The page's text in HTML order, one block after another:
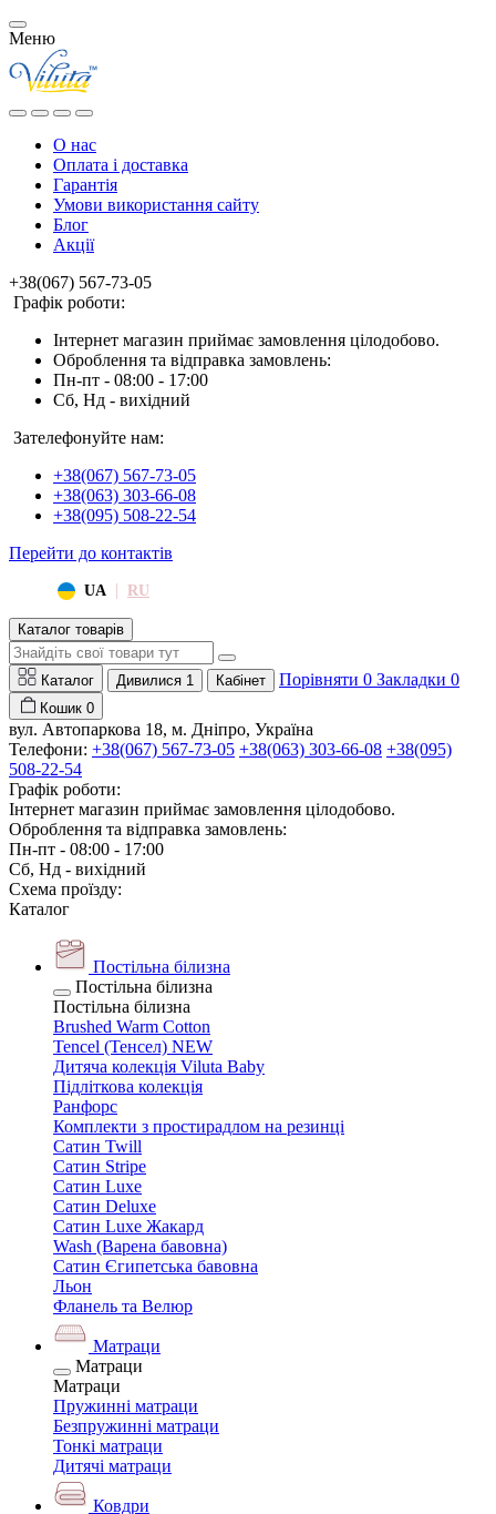
Меню
О нас
Оплата і доставка
Гарантія
Умови використання сайту
Блог
Акції
+38(067) 567-73-05
Графік роботи:
Інтернет магазин приймає замовлення цілодобово.
Оброблення та відправка замовлень:
Пн-пт - 08:00 - 17:00
Сб, Нд - вихідний
Зателефонуйте нам:
+38(067) 567-73-05
+38(063) 303-66-08
+38(095) 508-22-54
Перейти до контактів
UA | RU
Каталог товарів
Каталог Дивилися 1 Кабінет Порівняти 0 Закладки 0
Кошик 0
вул. Автопаркова 18, м. Дніпро, Україна
Телефони: +38(067) 567-73-05 +38(063) 303-66-08 +38(095)
508-22-54
Графік роботи:
Інтернет магазин приймає замовлення цілодобово.
Оброблення та відправка замовлень:
Пн-пт - 08:00 - 17:00
Сб, Нд - вихідний
Схема проїзду:
Каталог
Постільна білизна
Постільна білизна
Постільна білизна
Brushed Warm Cotton
Tencel (Тенсел) NEW
Дитяча колекція Viluta Baby
Підліткова колекція
Ранфорс
Комплекти з простирадлом на резинці
Сатин Twill
Сатин Stripe
Сатин Luxe
Сатин Deluxe
Сатин Luxe Жакард
Wash (Варена бавовна)
Сатин Єгипетська бавовна
Льон
Фланель та Велюр
Матраци
Матраци
Матраци
Пружинні матраци
Безпружинні матраци
Тонкі матраци
Дитячі матраци
Ковдри